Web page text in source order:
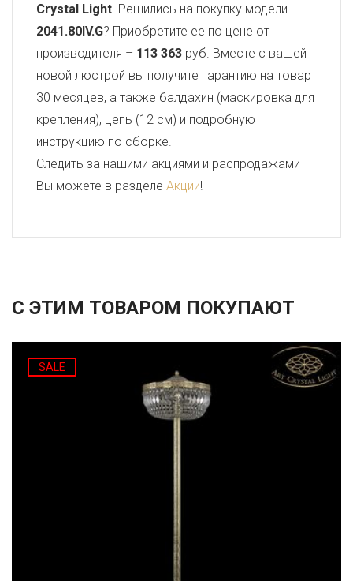
Crystal Light. Решились на покупку модели
2041.80IV.G? Приобретите ее по цене от
производителя – 113 363 руб. Вместе с вашей
новой люстрой вы получите гарантию на товар
30 месяцев, а также балдахин (маскировка для
крепления), цепь (12 см) и подробную
инструкцию по сборке.
Следить за нашими акциями и распродажами
Вы можете в разделе Акции!
С ЭТИМ ТОВАРОМ ПОКУПАЮТ
SALE